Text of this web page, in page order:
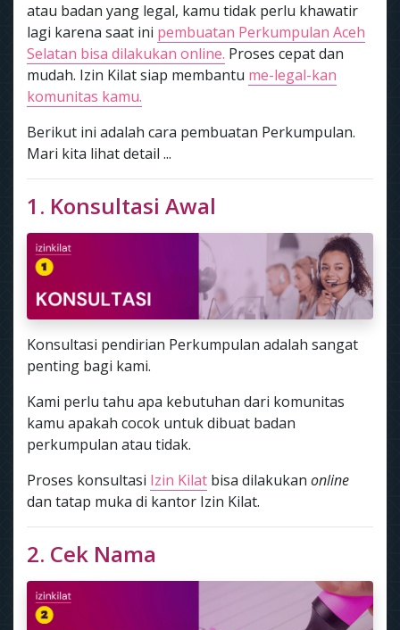
atau badan yang legal, kamu tidak perlu khawatir
lagi karena saat ini pembuatan Perkumpulan Aceh
Selatan bisa dilakukan online. Proses cepat dan
mudah. Izin Kilat siap membantu me-legal-kan
komunitas kamu.
Berikut ini adalah cara pembuatan Perkumpulan.
Mari kita lihat detail ...
1. Konsultasi Awal
Konsultasi pendirian Perkumpulan adalah sangat
penting bagi kami.
Kami perlu tahu apa kebutuhan dari komunitas
kamu apakah cocok untuk dibuat badan
perkumpulan atau tidak.
Proses konsultasi Izin Kilat bisa dilakukan online
dan tatap muka di kantor Izin Kilat.
2. Cek Nama